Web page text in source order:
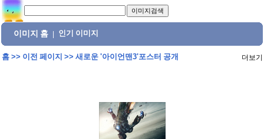
이미지 홈 인기 이미지
홈>> 이전 페이지 >> 새로운 '아이언맨3'포스터 공개 더보기